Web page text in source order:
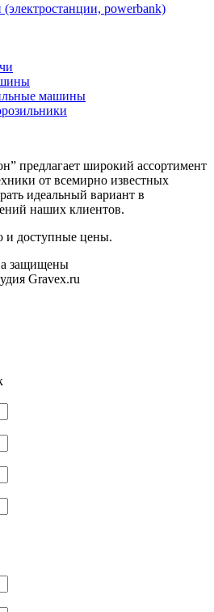
powerbank)
машины
предлагает широкий ассортимент
от всемирно известных
идеальный вариант в
наших клиентов.
и доступные цены.
защищены
Gravex.ru